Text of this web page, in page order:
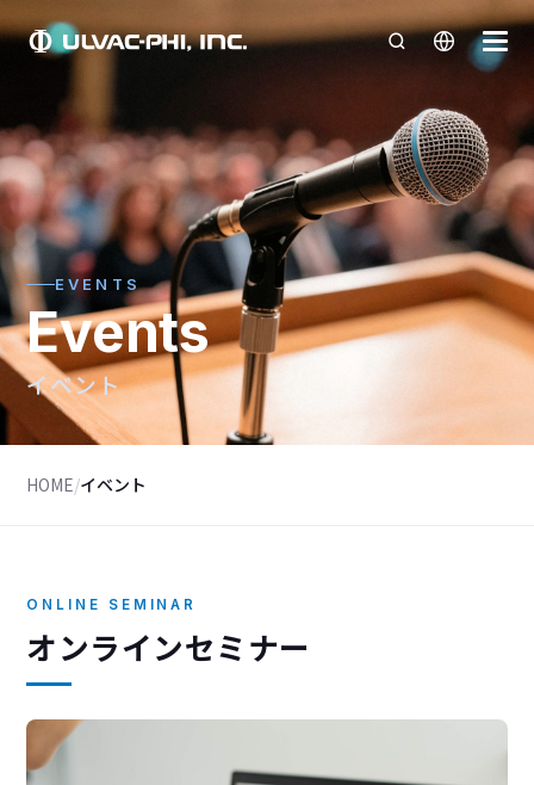
EVENTS
Events
イベント
HOME/イベント
ONLINE SEMINAR
オンラインセミナー